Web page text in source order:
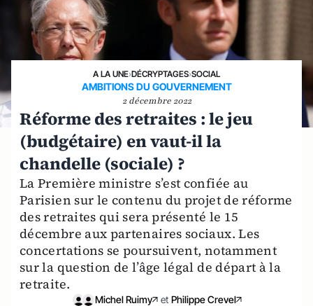
A LA UNE›DÉCRYPTAGES›SOCIAL
AMBITIONS DU GOUVERNEMENT
2 décembre 2022
Réforme des retraites : le jeu
(budgétaire) en vaut-il la
chandelle (sociale) ?
La Première ministre s’est confiée au
Parisien sur le contenu du projet de réforme
des retraites qui sera présenté le 15
décembre aux partenaires sociaux. Les
concertations se poursuivent, notamment
sur la question de l’âge légal de départ à la
retraite.
Michel Ruimy et Philippe Crevel